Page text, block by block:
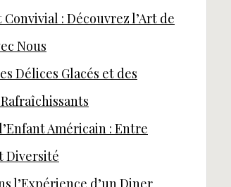
: Découvrez l’Art de
Nous
Délices Glacés et des
Américain : Entre
Diversité
l’Expérience d’un Diner